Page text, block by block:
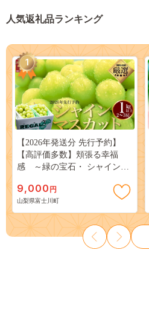
人気返礼品ランキング
1
【2026年発送分 先行予約】
【高評価多数】頬張る幸福
感 ～緑の宝石・ シャインマ
３房） フルーツ 山梨県産 果
物 くだもの シャイン マスカ
ット ぶどう ブドウ 葡萄 大粒
種なし 先行予約 富士川町
10000円 一万円 9000円 九千円
9,000 円
山梨県富士川町